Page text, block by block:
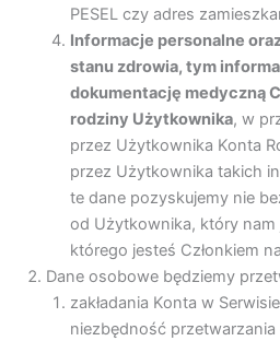
PESEL czy adres
Informacje personalne
stanu zdrowia, tym
dokumentację medyczną
rodziny Użytkownika, w
przez Użytkownika Konta
przez Użytkownika takich
te dane pozyskujemy nie
od Użytkownika, który nam
którego jesteś Członkiem
Dane osobowe będziemy
zakładania Konta w
niezbędność